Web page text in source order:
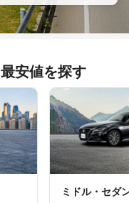
安値を探す
ミドル・セダ